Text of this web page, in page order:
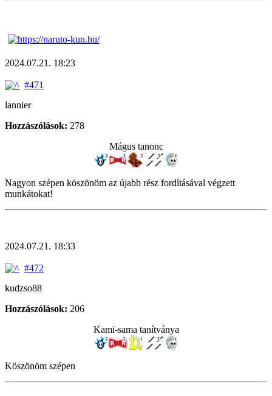
2024.07.21. 18:23
#471
lannier
Hozzászólások: 278
Mágus tanonc
Nagyon szépen köszönöm az újabb rész fordításával végzett
munkátokat!
2024.07.21. 18:33
#472
kudzso88
Hozzászólások: 206
Kami-sama tanítványa
Köszönöm szépen